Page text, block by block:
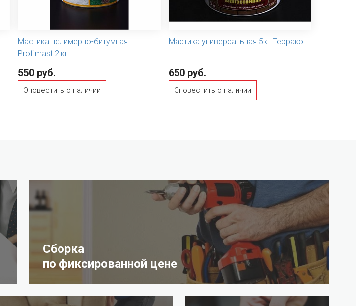
Мастика полимерно-битумная
Profimast 2 кг
550 руб.
Оповестить о наличии
Мастика универсальная 5кг Терракот
650 руб.
Оповестить о наличии
Сборка
по фиксированной цене